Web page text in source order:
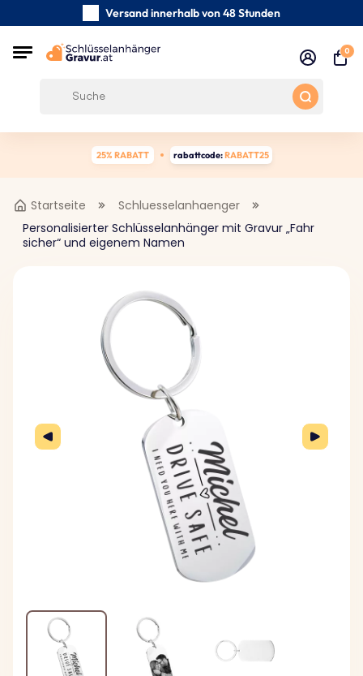
Versand innerhalb von 48 Stunden
0
25% RABATT rabattcode:RABATT25
Startseite
Schluesselanhaenger
Personalisierter Schlüsselanhänger mit Gravur „Fahr
sicher“ und eigenem Namen